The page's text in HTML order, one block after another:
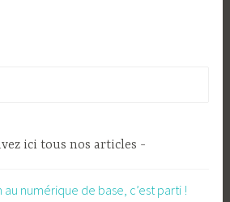
ici tous nos articles
au numérique de base, c’est parti !